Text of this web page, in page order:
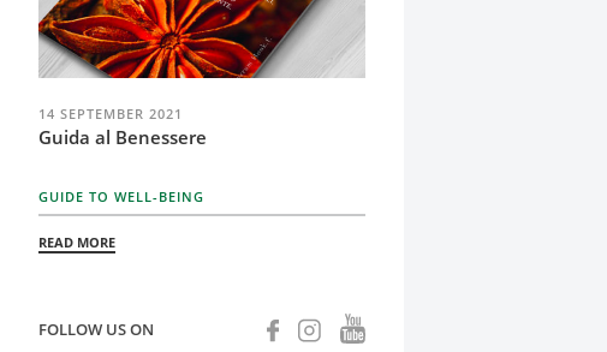
14 SEPTEMBER 2021
Guida al Benessere
GUIDE TO WELL-BEING
READ MORE
FOLLOW US ON